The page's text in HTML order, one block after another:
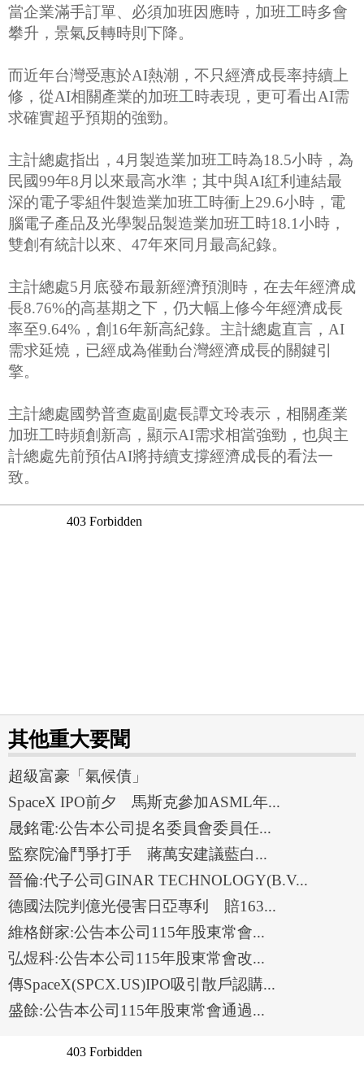
當企業滿手訂單、必須加班因應時，加班工時多會
攀升，景氣反轉時則下降。
而近年台灣受惠於AI熱潮，不只經濟成長率持續上
修，從AI相關產業的加班工時表現，更可看出AI需
求確實超乎預期的強勁。
主計總處指出，4月製造業加班工時為18.5小時，為
民國99年8月以來最高水準；其中與AI紅利連結最
深的電子零組件製造業加班工時衝上29.6小時，電
腦電子產品及光學製品製造業加班工時18.1小時，
雙創有統計以來、47年來同月最高紀錄。
主計總處5月底發布最新經濟預測時，在去年經濟成
長8.76%的高基期之下，仍大幅上修今年經濟成長
率至9.64%，創16年新高紀錄。主計總處直言，AI
需求延燒，已經成為催動台灣經濟成長的關鍵引
擎。
主計總處國勢普查處副處長譚文玲表示，相關產業
加班工時頻創新高，顯示AI需求相當強勁，也與主
計總處先前預估AI將持續支撐經濟成長的看法一
致。
其他重大要聞
超級富豪「氣候債」
SpaceX IPO前夕 馬斯克參加ASML年...
晟銘電:公告本公司提名委員會委員任...
監察院淪鬥爭打手 蔣萬安建議藍白...
晉倫:代子公司GINAR TECHNOLOGY(B.V...
德國法院判億光侵害日亞專利 賠163...
維格餅家:公告本公司115年股東常會...
弘煜科:公告本公司115年股東常會改...
傳SpaceX(SPCX.US)IPO吸引散戶認購...
盛餘:公告本公司115年股東常會通過...